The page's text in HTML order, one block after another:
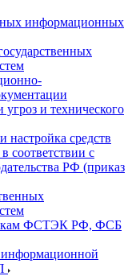
информационных
угроз и технического
настройка средств
соответствии с
РФ (приказ
ФСТЭК РФ, ФСБ
информационной